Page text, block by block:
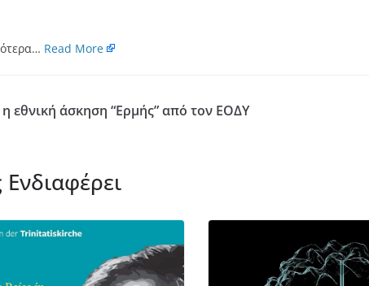
Read More
εθνική άσκηση “Ερμής” από τον ΕΟΔΥ